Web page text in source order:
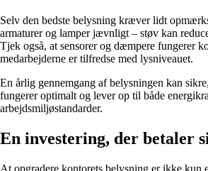
Selv den bedste belysning kræver lidt
armaturer og lamper jævnligt – støv kan
Tjek også, at sensorer og dæmpere fungerer
medarbejderne er tilfredse med lysniveauet.
En årlig gennemgang af belysningen kan
fungerer optimalt og lever op til både
arbejdsmiljøstandarder.
En investering, der betaler
At opgradere kontorets belysning er ikke kun